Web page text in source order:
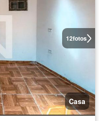
12fotos
Casa